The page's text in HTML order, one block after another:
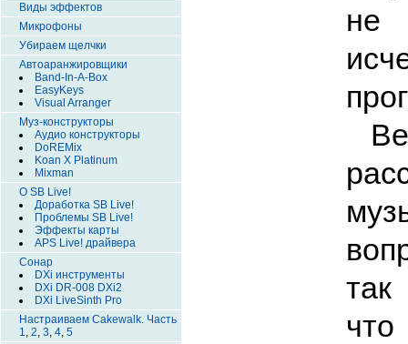
Виды эффектов
Микрофоны
Убираем щелчки
Автоаранжировщики
Band-In-A-Box
EasyKeys
Visual Arranger
Муз-конструкторы
Аудио конструкторы
DoREMix
Koan X Platinum
Mixman
О SB Live!
Доработка SB Live!
Проблемы SB Live!
Эффекты карты
APS Live! драйвера
Сонар
DXi инструменты
DXi DR-008 DXi2
DXi LiveSinth Pro
Настраиваем Cakewalk. Часть
1, 2, 3, 4, 5
не
так